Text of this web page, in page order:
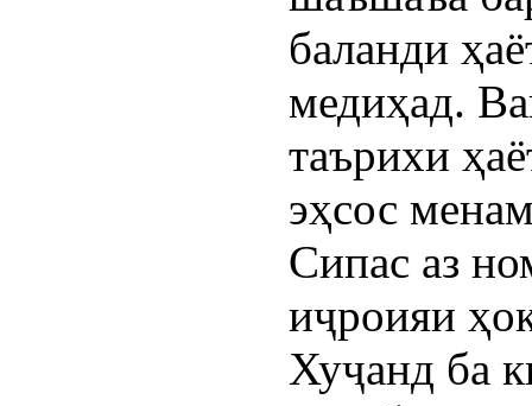
баланди
медиҳад.
таърихи
эҳсос
Сипас аз
иҷроияи
Хуҷанд ба